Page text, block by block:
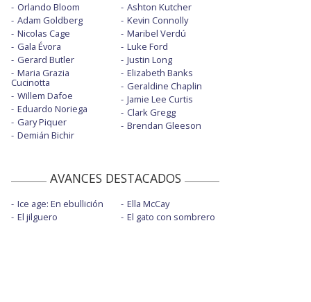
Orlando Bloom
Adam Goldberg
Nicolas Cage
Gala Évora
Gerard Butler
Maria Grazia
Cucinotta
Willem Dafoe
Eduardo Noriega
Gary Piquer
Demián Bichir
Ashton Kutcher
Kevin Connolly
Maribel Verdú
Luke Ford
Justin Long
Elizabeth Banks
Geraldine Chaplin
Jamie Lee Curtis
Clark Gregg
Brendan Gleeson
AVANCES DESTACADOS
Ice age: En ebullición
El jilguero
Ella McCay
El gato con sombrero